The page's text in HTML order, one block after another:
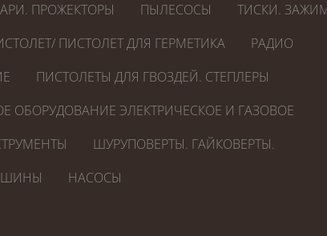
ПРОЖЕКТОРЫ ПЫЛЕСОСЫ
ТИСКИ.
ПИСТОЛЕТ ДЛЯ ГЕРМЕТИКА
РАДИО
ПИСТОЛЕТЫ ДЛЯ ГВОЗДЕЙ. СТЕПЛЕРЫ
ОБОРУДОВАНИЕ ЭЛЕКТРИЧЕСКОЕ И ГАЗОВОЕ
ШУРУПОВЕРТЫ. ГАЙКОВЕРТЫ.
НАСОСЫ